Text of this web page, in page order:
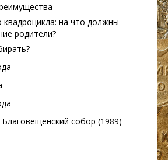
квадроцикла: на что должны
родители?
собор (1989)